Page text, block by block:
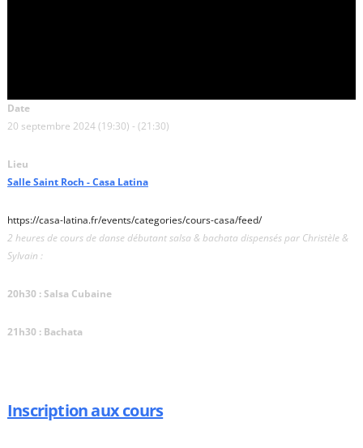
Date
20 septembre 2024 (19:30) - (21:30)
Lieu
Salle Saint Roch - Casa Latina
https://casa-latina.fr/events/categories/cours-casa/feed/
2 heures de cours de danse débutant salsa & bachata dispensés par Christèle &
Sylvain :
20h30 : Salsa Cubaine
21h30 : Bachata
Inscription aux cours